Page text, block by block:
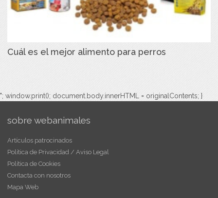
Cuál es el mejor alimento para perros
"; window.print(); document.body.innerHTML = originalContents; }
sobre webanimales
Artículos patrocinados
Política de Privacidad / Aviso Legal
Política de Cookies
Contacta con nosotros
Mapa Web